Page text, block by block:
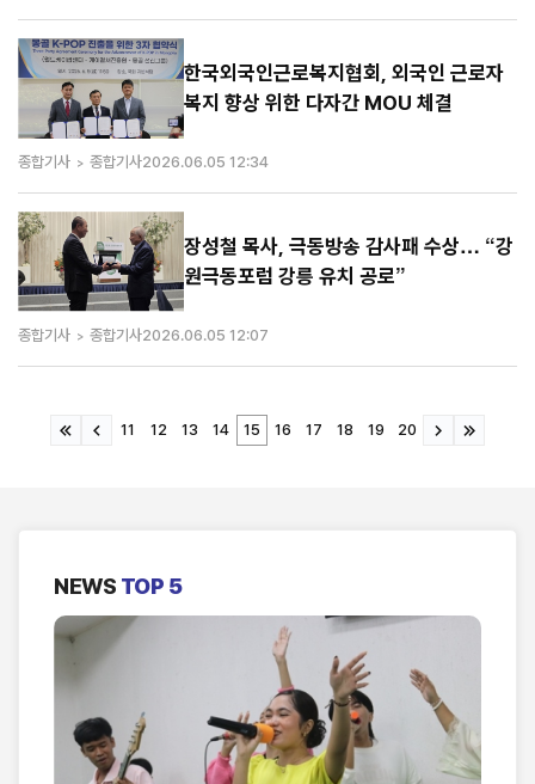
한국외국인근로복지협회, 외국인 근로자
복지 향상 위한 다자간 MOU 체결
종합기사 종합기사2026.06.05 12:34
장성철 목사, 극동방송 감사패 수상… “강
원극동포럼 강릉 유치 공로”
종합기사 종합기사2026.06.05 12:07
11 12 13 14 15 16 17 18 19 20
NEWS TOP 5